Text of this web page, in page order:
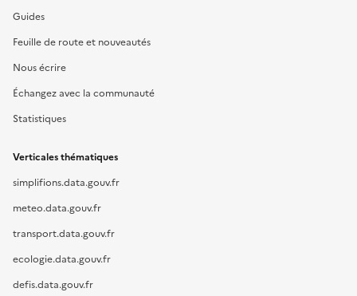
Guides
Feuille de route et nouveautés
Nous écrire
Échangez avec la communauté
Statistiques
Verticales thématiques
simplifions.data.gouv.fr
meteo.data.gouv.fr
transport.data.gouv.fr
ecologie.data.gouv.fr
defis.data.gouv.fr